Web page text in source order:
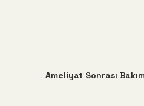
Ameliyat Sonrası